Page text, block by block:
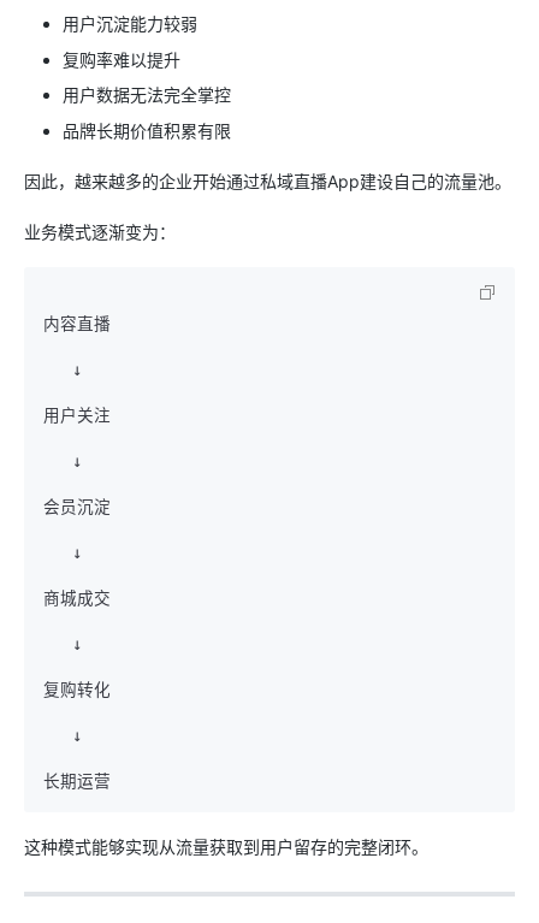
用户沉淀能力较弱
复购率难以提升
用户数据无法完全掌控
品牌长期价值积累有限
因此，越来越多的企业开始通过私域直播App建设自己的流量池。
业务模式逐渐变为：
内容直播
用户关注
会员沉淀
商城成交
复购转化
这种模式能够实现从流量获取到用户留存的完整闭环。